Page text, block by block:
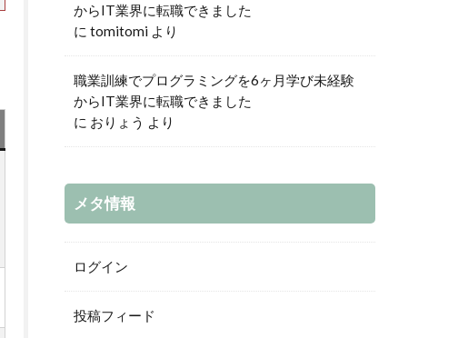
からIT業界に転職できました
に tomitomi より
職業訓練でプログラミングを6ヶ月学び未経験
からIT業界に転職できました
に おりょう より
メタ情報
ログイン
投稿フィード